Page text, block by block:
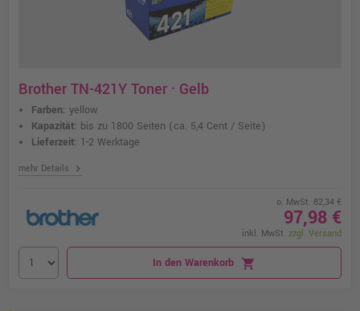
Brother TN-421Y Toner · Gelb
Farben: yellow
Kapazität: bis zu 1800 Seiten (ca. 5,4 Cent / Seite)
Lieferzeit: 1-2 Werktage
mehr Details chevron_right
o. MwSt. 82,34 €
97,98 €
inkl. MwSt. zzgl. Versand
In den Warenkorb shopping_cart